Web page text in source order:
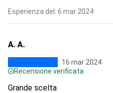
Esperienza del: 6 mar 2024
A. A.
16 mar 2024
Recensione verificata
Grande scelta